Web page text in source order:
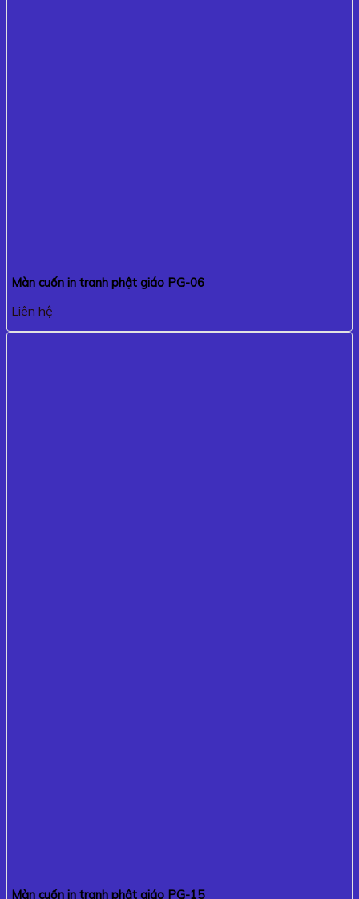
Màn cuốn in tranh phật giáo PG-06
Liên hệ
Màn cuốn in tranh phật giáo PG-15